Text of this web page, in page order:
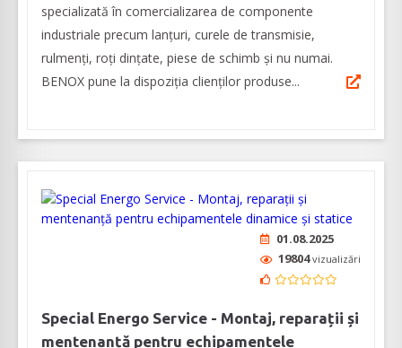
specializată în comercializarea de componente
industriale precum lanţuri, curele de transmisie,
rulmenţi, roţi dinţate, piese de schimb şi nu numai.
BENOX pune la dispoziția clienţilor produse...
01.08.2025
19804vizualizări
Special Energo Service - Montaj, reparații și
mentenanță pentru echipamentele